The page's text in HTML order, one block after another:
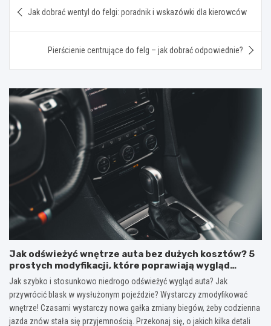
wpisu
Jak dobrać wentyl do felgi: poradnik i wskazówki dla kierowców
Pierścienie centrujące do felg – jak dobrać odpowiednie?
Jak odświeżyć wnętrze auta bez dużych kosztów? 5
prostych modyfikacji, które poprawiają wygląd
kokpitu i lewarka zmiany biegów
Jak szybko i stosunkowo niedrogo odświeżyć wygląd auta? Jak
przywrócić blask w wysłużonym pojeździe? Wystarczy zmodyfikować
wnętrze! Czasami wystarczy nowa gałka zmiany biegów, żeby codzienna
jazda znów stała się przyjemnością. Przekonaj się, o jakich kilka detali